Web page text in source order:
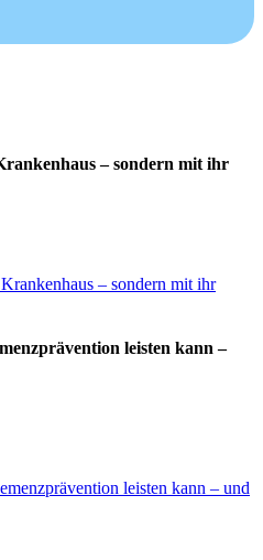
– sondern mit ihr
leisten kann –